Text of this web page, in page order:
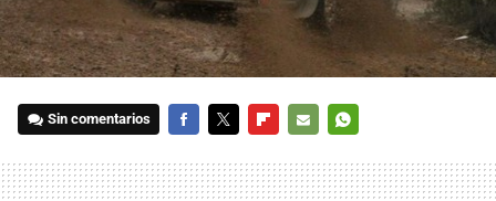
Sin comentarios
MAIL